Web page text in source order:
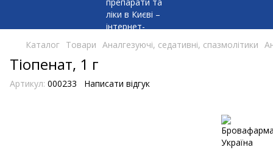
Каталог Товари Аналгезуючі, седативні, спазмолітики
Тіопенат, 1 г
Артикул: 000233 Написати відгук